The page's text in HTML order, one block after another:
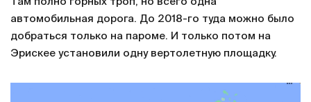
автомобильная дорога. До 2018-го туда можно было
добраться только на пароме. И только потом на
Эрискее установили одну вертолетную площадку.